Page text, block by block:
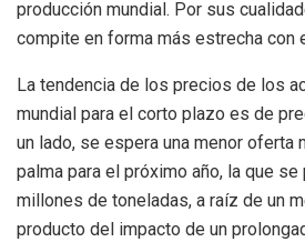
producción mundial. Por sus
compite en forma más estrecha con
La tendencia de los precios de los
mundial para el corto plazo es de
un lado, se espera una menor oferta
palma para el próximo año, la que se
millones de toneladas, a raíz de un
producto del impacto de un